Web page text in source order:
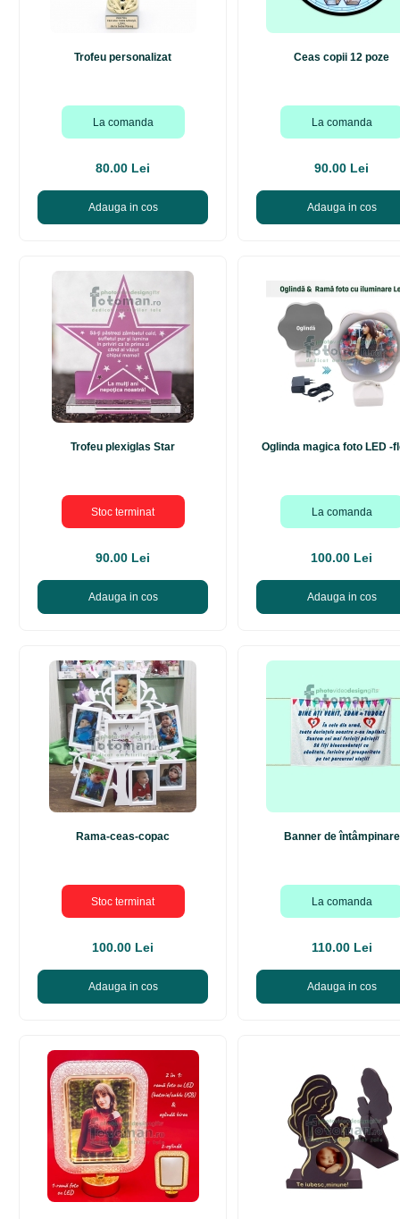
Trofeu personalizat
La comanda
80.00 Lei
Adauga in cos
Ceas copii 12 poze
La comanda
90.00 Lei
Adauga in cos
Trofeu plexiglas Star
Stoc terminat
90.00 Lei
Adauga in cos
Oglinda magica foto LED -
La comanda
100.00 Lei
Adauga in cos
Rama-ceas-copac
Stoc terminat
100.00 Lei
Adauga in cos
Banner de întâmpinare
La comanda
110.00 Lei
Adauga in cos